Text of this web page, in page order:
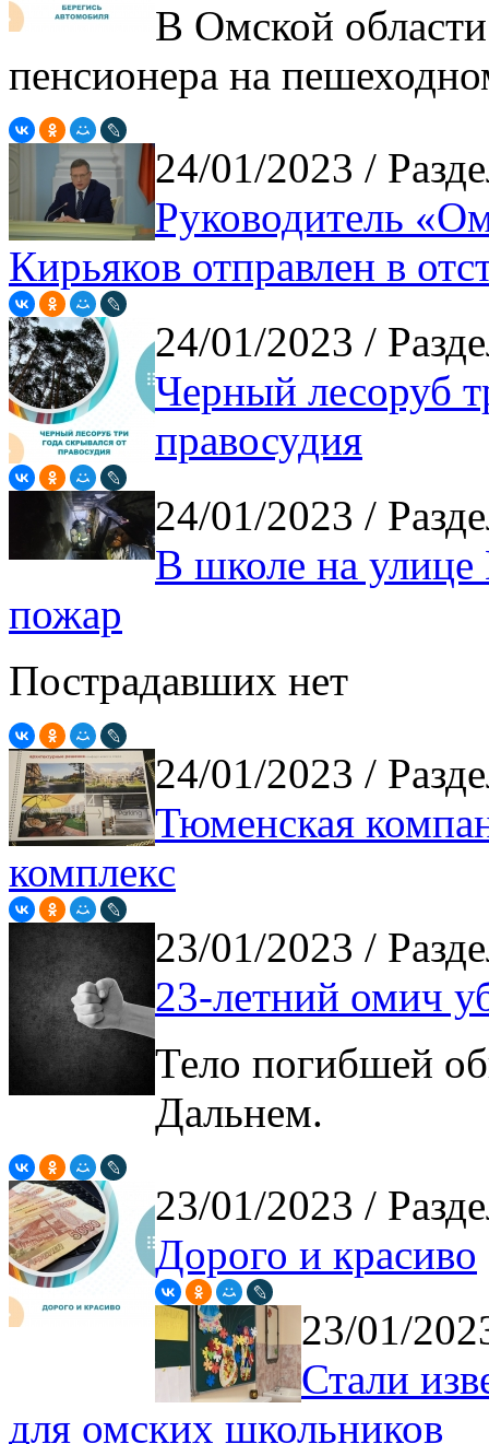
В Омской
пенсионера на
24/01/2023 /
Руководитель
Кирьяков отправлен в
24/01/2023 /
Черный лесоруб
правосудия
24/01/2023 /
В школе на улице
пожар
Пострадавших нет
24/01/2023 /
Тюменская
комплекс
23/01/2023 /
23-летний омич
Тело погибшей
Дальнем.
23/01/2023 /
Дорого и красиво
23/01/
Стали
для омских школьников